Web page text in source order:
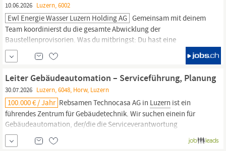
10.06.2026 Luzern, 6002
Ewl Energie Wasser Luzern Holding AG Gemeinsam mit deinem
Team koordinierst du die gesamte Abwicklung der
Baustellenprovisorien. Was du mitbringst: Du hast eine
Ausbildung als Netzelektriker:in oder
EFZ.
Deine zuverlässige und engagierte Arbeitsweise zeichnet dich aus.
Stromverteilanlagen. Du trägst gerne...
Leiter Gebäudeautomation – Serviceführung, Planung
30.07.2026 Luzern, 6048, Horw, Luzern
100.000 € / Jahr Rebsamen Technocasa AG in Luzern ist ein
führendes Zentrum für Gebäudetechnik. Wir suchen einein für
Gebäudeautomation, der/die die Serviceverantwortung
übernimmt, Einsätze plant und den Kundendienst vor Ort betreut.
Sie bringen eine Ausbildung als